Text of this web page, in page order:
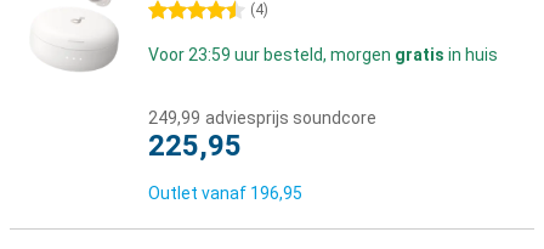
4.5 sterren (4)
Voor 23:59 uur besteld, morgen gratis in huis
249,99 adviesprijs soundcore
225,95
Outlet vanaf 196,95